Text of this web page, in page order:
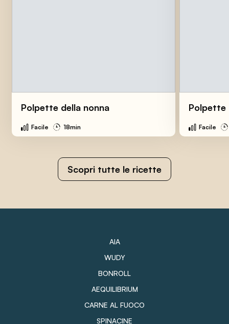
Polpette della nonna
Facile 18min
Polpette
Facile
Scopri tutte le ricette
AIA
WUDY
BONROLL
AEQUILIBRIUM
CARNE AL FUOCO
SPINACINE